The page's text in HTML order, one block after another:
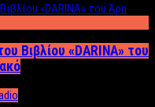
Βιβλίου «DARINA» του